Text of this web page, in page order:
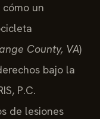
un
County, VA)
bajo la
P.C.
de lesiones